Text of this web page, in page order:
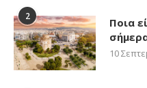
2
Ποια
10